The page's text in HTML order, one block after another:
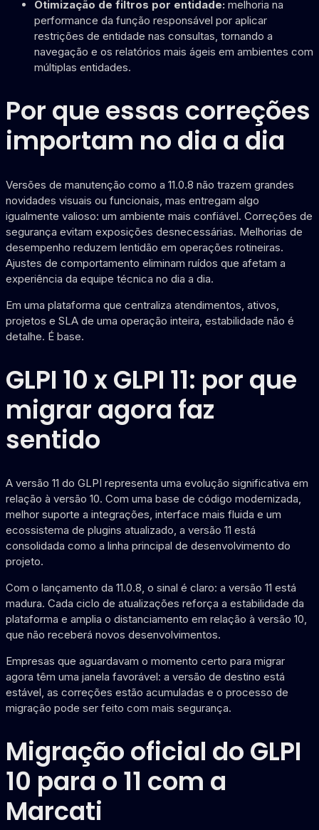
Otimização de filtros por entidade: melhoria na
performance da função responsável por aplicar
restrições de entidade nas consultas, tornando a
navegação e os relatórios mais ágeis em ambientes com
múltiplas entidades.
Por que essas correções
importam no dia a dia
Versões de manutenção como a 11.0.8 não trazem grandes
novidades visuais ou funcionais, mas entregam algo
igualmente valioso: um ambiente mais confiável. Correções de
segurança evitam exposições desnecessárias. Melhorias de
desempenho reduzem lentidão em operações rotineiras.
Ajustes de comportamento eliminam ruídos que afetam a
experiência da equipe técnica no dia a dia.
Em uma plataforma que centraliza atendimentos, ativos,
projetos e SLA de uma operação inteira, estabilidade não é
detalhe. É base.
GLPI 10 x GLPI 11: por que
migrar agora faz
sentido
A versão 11 do GLPI representa uma evolução significativa em
relação à versão 10. Com uma base de código modernizada,
melhor suporte a integrações, interface mais fluida e um
ecossistema de plugins atualizado, a versão 11 está
consolidada como a linha principal de desenvolvimento do
projeto.
Com o lançamento da 11.0.8, o sinal é claro: a versão 11 está
madura. Cada ciclo de atualizações reforça a estabilidade da
plataforma e amplia o distanciamento em relação à versão 10,
que não receberá novos desenvolvimentos.
Empresas que aguardavam o momento certo para migrar
agora têm uma janela favorável: a versão de destino está
estável, as correções estão acumuladas e o processo de
migração pode ser feito com mais segurança.
Migração oficial do GLPI
10 para o 11 com a
Marcati